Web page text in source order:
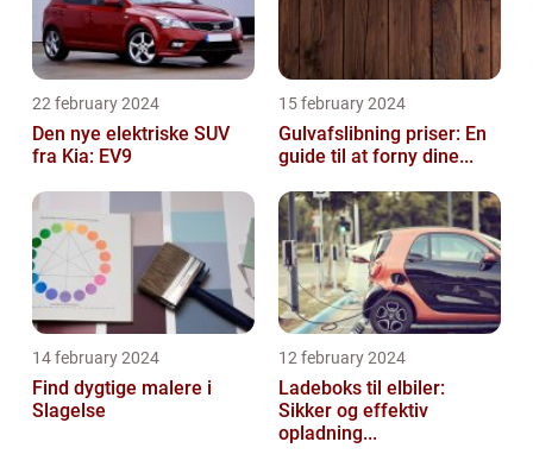
22 february 2024
Den nye elektriske SUV
fra Kia: EV9
15 february 2024
Gulvafslibning priser: En
guide til at forny dine...
14 february 2024
Find dygtige malere i
Slagelse
12 february 2024
Ladeboks til elbiler:
Sikker og effektiv
opladning...